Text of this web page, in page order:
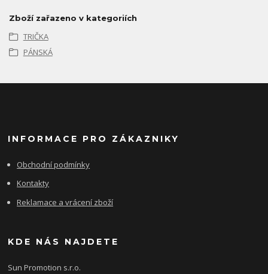
Zboží zařazeno v kategoriích
TRIČKA
PÁNSKÁ
INFORMACE PRO ZÁKAZNIKY
Obchodní podmínky
Kontakty
Reklamace a vrácení zboží
KDE NÁS NAJDETE
Sun Promotion s.r.o.